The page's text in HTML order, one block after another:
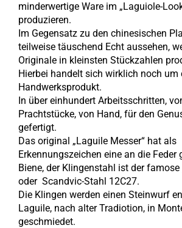
minderwertige Ware im „Laguiole-
produzieren.
Im Gegensatz zu den chinesischen
teilweise täuschend Echt aussehen,
Originale in kleinsten Stückzahlen
Hierbei handelt sich wirklich noch um
Handwerksprodukt.
In über einhundert Arbeitsschritten,
Prachtstücke, von Hand, für den
gefertigt.
Das original „Laguile Messer“ hat als
Erkennungszeichen eine an die Feder
Biene, der Klingenstahl ist der famose
oder Scandvic-Stahl 12C27.
Die Klingen werden einen Steinwurf
Laguile, nach alter Tradiotion, in
geschmiedet.